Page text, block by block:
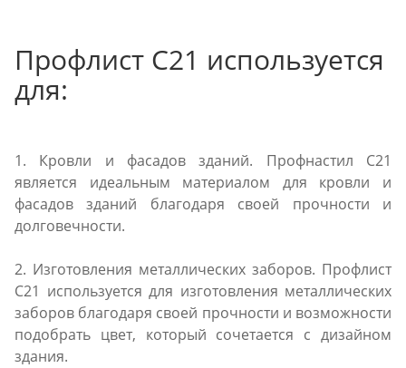
Профлист С21 используется
для:
1. Кровли и фасадов зданий. Профнастил С21
является идеальным материалом для кровли и
фасадов зданий благодаря своей прочности и
долговечности.
2. Изготовления металлических заборов. Профлист
С21 используется для изготовления металлических
заборов благодаря своей прочности и возможности
подобрать цвет, который сочетается с дизайном
здания.